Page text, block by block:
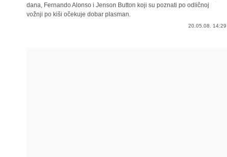
dana, Fernando Alonso i Jenson Button koji su poznati po odličnoj
vožnji po kiši očekuje dobar plasman.
20.05.08. 14:29